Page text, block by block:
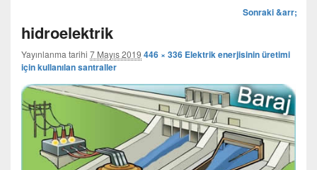
Görsel
Sonraki &arr;
hidroelektrik
Yayınlanma tarihi 7 Mayıs 2019 446 × 336 Elektrik enerjisinin üretimi
için kullanılan santraller